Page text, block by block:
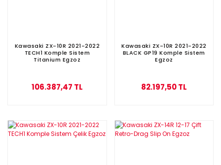
Kawasaki ZX-10R 2021-2022
TECH1 Komple Sistem
Titanium Egzoz
106.387,47 TL
Kawasaki ZX-10R 2021-2022
BLACK GP19 Komple Sistem
Egzoz
82.197,50 TL